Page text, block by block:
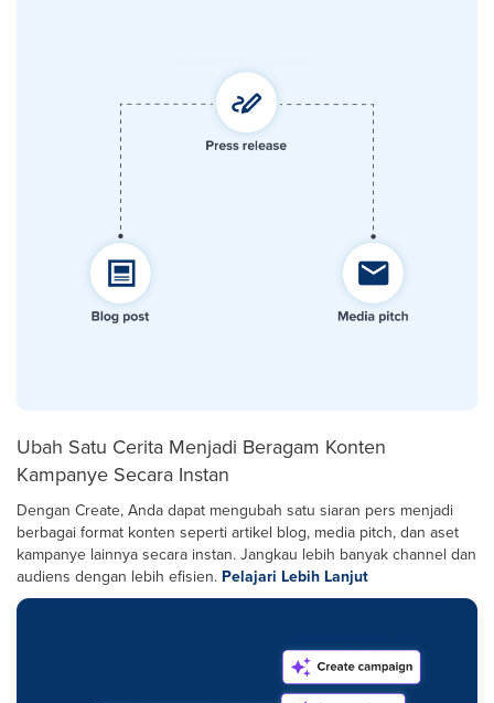
Ubah Satu Cerita Menjadi Beragam Konten
Kampanye Secara Instan
Dengan Create, Anda dapat mengubah satu siaran pers menjadi
berbagai format konten seperti artikel blog, media pitch, dan aset
kampanye lainnya secara instan. Jangkau lebih banyak channel dan
audiens dengan lebih efisien. Pelajari Lebih Lanjut